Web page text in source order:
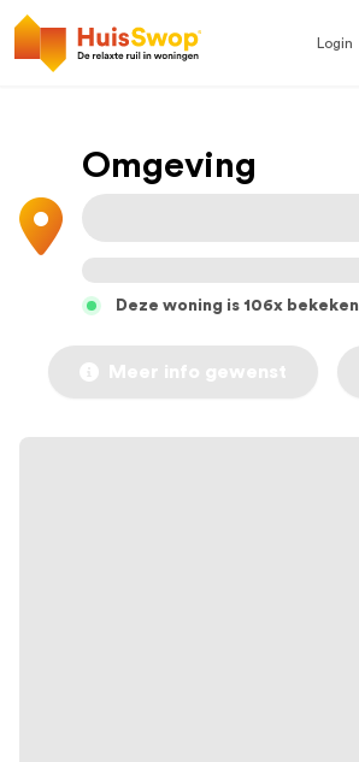
Login
Omgeving
Deze woning is 106x bekeken
Meer info gewenst